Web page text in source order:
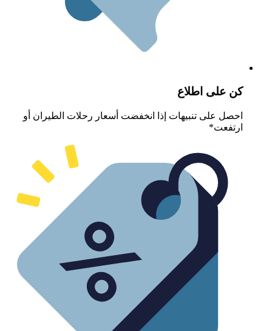
على اطلاع
على تنبيهات إذا انخفضت أسعار رحلات الطيران أو